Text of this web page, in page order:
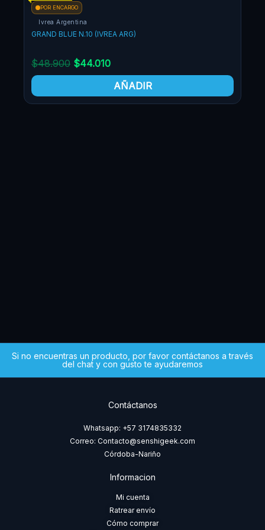
POR ENCARGO
Ivrea Argentina
GRAND BLUE N.10 (IVREA ARG)
$48.900
original
era:
$44.010
es:
AÑADIR
Si no encuentras un producto, por favor contáctanos a través
del chat y con gusto te ayudaremos
Contáctanos
Whatsapp: +57 3174835332
Correo: Contacto@senshigeek.com
Córdoba-Nariño
Informacion
Mi cuenta
Ratrear envío
Cómo comprar